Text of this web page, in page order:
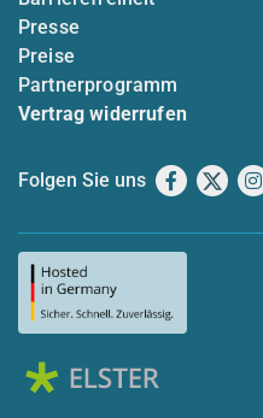
Presse
Preise
Partnerprogramm
Vertrag widerrufen
Folgen Sie uns Facebook
X